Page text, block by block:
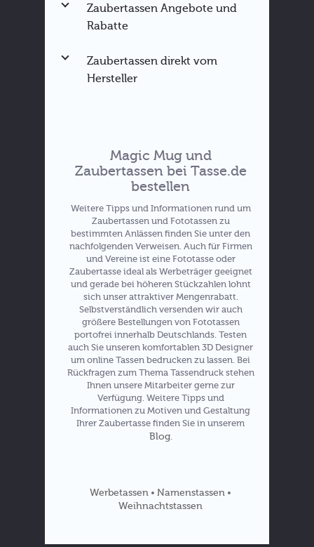
Zaubertassen Angebote und
Rabatte
Hier zu den Rabatten
Zaubertassen direkt vom
Hersteller
Angebote für
Zaubertassen
Magic Mug und
Zaubertassen bei Tasse.de
bestellen
Weitere Tipps und Informationen rund um
Zaubertassen und Fototassen zu
bestimmten Anlässen finden Sie unter den
nachfolgenden Verweisen. Auch für Firmen
und Vereine ist eine Fototasse oder
Zaubertasse ideal als Werbeträger geeignet
und gerade bei höheren Stückzahlen lohnt
sich unser attraktiver Mengenrabatt.
Selbstverständlich versenden wir auch
größere Bestellungen von Fototassen
portofrei innerhalb Deutschlands. Testen
auch Sie unseren komfortablen 3D Designer
um online Tassen bedrucken zu lassen. Bei
Rückfragen zum Thema Tassendruck stehen
Ihnen unsere Mitarbeiter gerne zur
Verfügung. Weitere Tipps und
Informationen zu Motiven und Gestaltung
Ihrer Zaubertasse finden Sie in unserem
Blog.
Werbetassen • Namenstassen •
Weihnachtstassen